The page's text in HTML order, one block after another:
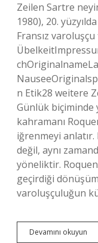
Zeilen Sartre
1980), 20.
Fransız
chOriginalnameLa
n Etik28 weitere
Günlük biçiminde
kahramanı
iğrenmeyi anlatır.
değil, aynı
yöneliktir.
geçirdiği
varoluşçuluğun
Devamını okuyun